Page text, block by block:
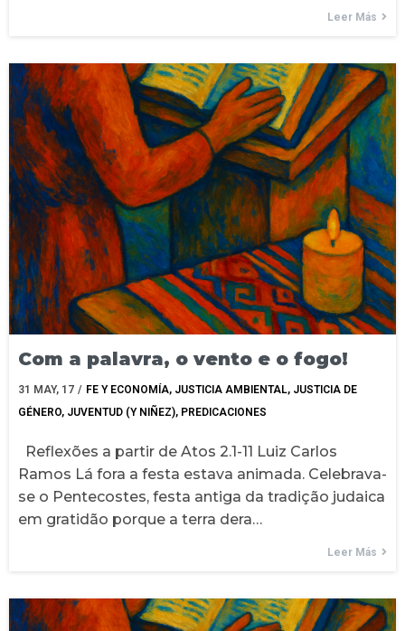
Leer Más
Com a palavra, o vento e o fogo!
31 MAY, 17 / FE Y ECONOMÍA JUSTICIA AMBIENTAL JUSTICIA DE
GÉNERO JUVENTUD (Y NIÑEZ) PREDICACIONES
Reflexões a partir de Atos 2.1-11 Luiz Carlos
Ramos Lá fora a festa estava animada. Celebrava-
se o Pentecostes, festa antiga da tradição judaica
em gratidão porque a terra dera…
Leer Más